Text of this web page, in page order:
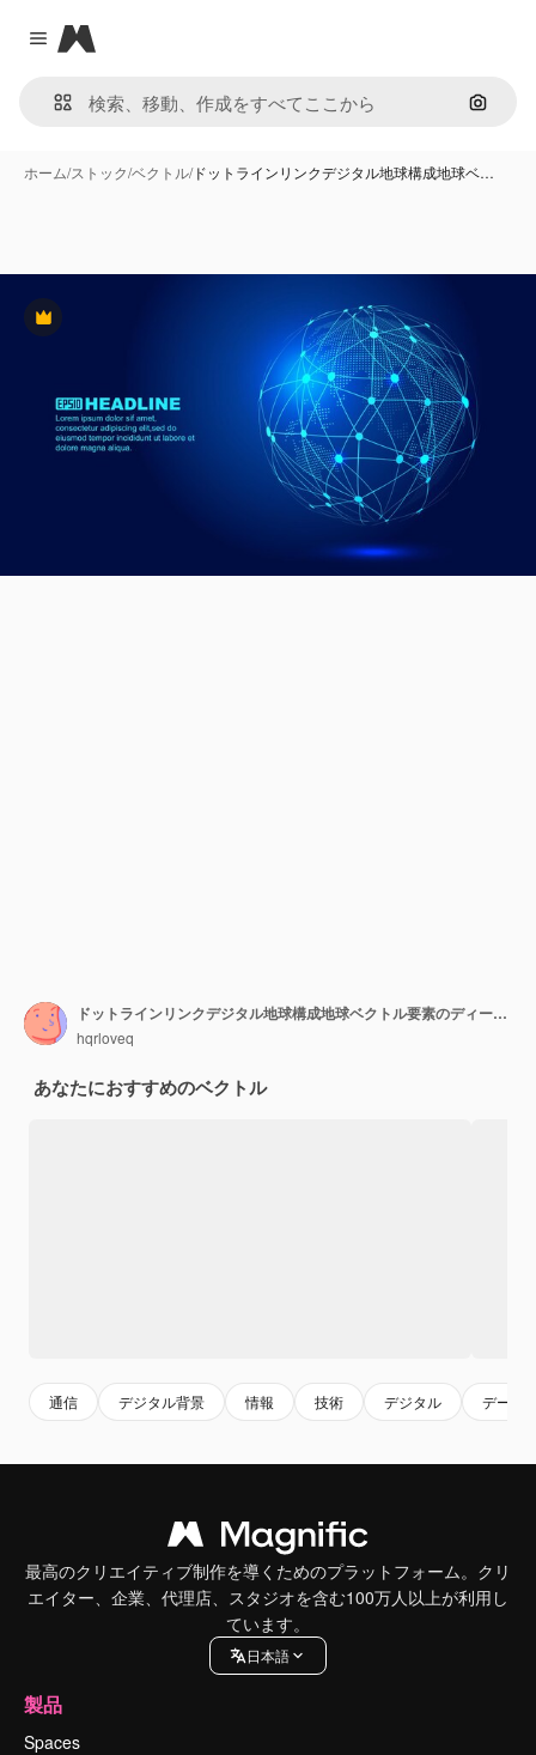
Close menu
Magnific
画像で
ホーム/ストック/ベクトル/ドットラインリンクデジタル地球構成地球ベ…
Premium
ドットラインリンクデジタル地球構成地球ベクトル要素のディープブルーテクノロジー効果
hqrloveq
あなたにおすすめのベクトル
通信 デジタル背景 情報 技術 デジタル データ
最高のクリエイティブ制作を導くためのプラットフォーム。クリ
エイター、企業、代理店、スタジオを含む100万人以上が利用し
ています。
日本語
製品
Spaces